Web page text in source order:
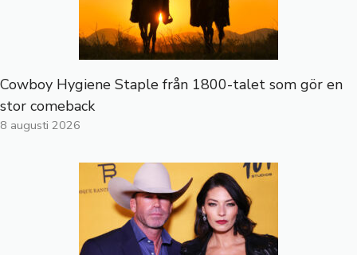
Cowboy Hygiene Staple från 1800-talet som gör en
stor comeback
8 augusti 2026